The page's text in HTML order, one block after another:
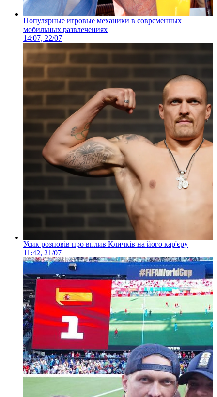
Популярные игровые механики в современных
мобильных развлечениях
14:07, 22/07
Усик розповів про вплив Кличків на його кар'єру
11:42, 21/07